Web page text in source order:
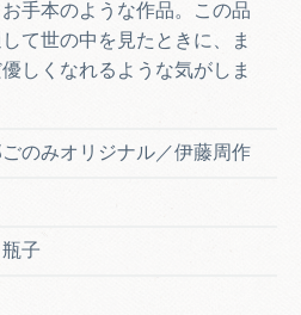
お手本のような作品。この品
て世の中を見たときに、ま
しくなれるような気がしま
のみオリジナル／伊藤周作
子